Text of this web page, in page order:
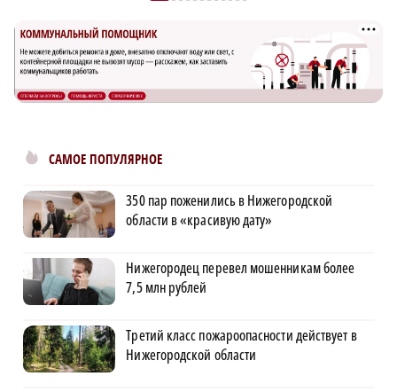
САМОЕ ПОПУЛЯРНОЕ
350 пар поженились в Нижегородской
области в «красивую дату»
Нижегородец перевел мошенникам более
7,5 млн рублей
Третий класс пожароопасности действует в
Нижегородской области